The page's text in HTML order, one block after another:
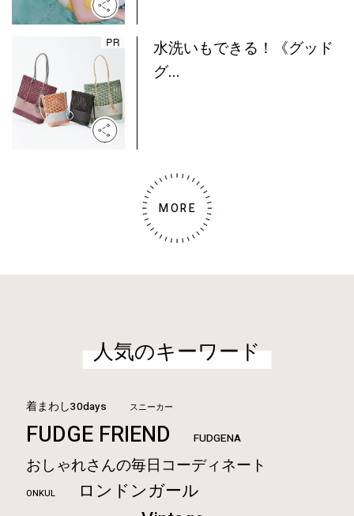
水洗いもできる！《グッド
グ...
MORE
人気のキーワード
着まわし30days スニーカー
FUDGE FRIEND FUDGENA
おしゃれさんの毎日コーディネート
ONKUL ロンドンガール